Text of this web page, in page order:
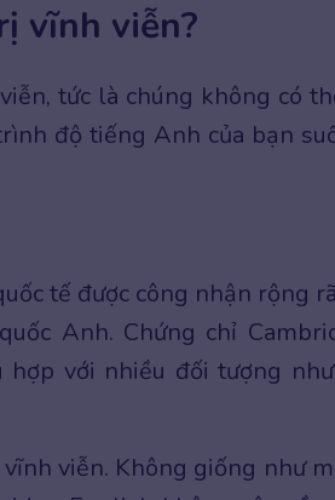
vĩnh viễn?
tức là chúng không có
độ tiếng Anh của bạn
tế được công nhận rộng
Anh. Chứng chỉ
với nhiều đối tượng
viễn. Không giống như